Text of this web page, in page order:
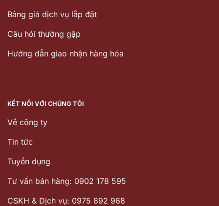
Bảng giá dịch vụ lắp đặt
Câu hỏi thường gặp
Hướng dẫn giao nhận hàng hóa
KẾT NỐI VỚI CHÚNG TÔI
Về công ty
Tin tức
Tuyển dụng
Tư vấn bán hàng: 0902 178 595
CSKH & Dịch vụ: 0975 892 968